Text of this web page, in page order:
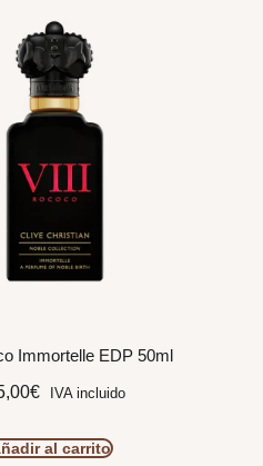
Immortelle EDP 50ml
€ IVA incluido
al carrito